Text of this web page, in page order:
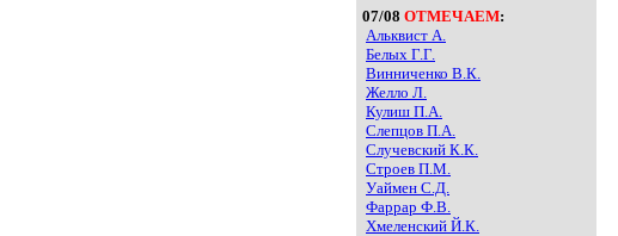
07/08 ОТМЕЧАЕМ:
Альквист А.
Белых Г.Г.
Винниченко В.К.
Желло Л.
Кулиш П.А.
Слепцов П.А.
Случевский К.К.
Строев П.М.
Уаймен С.Д.
Фаррар Ф.В.
Хмеленский Й.К.